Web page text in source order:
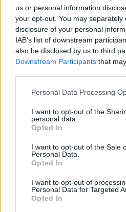
us or personal information
your opt-out. You may
disclosure of your personal
IAB’s list of downstream
also be disclosed by us to third
Downstream Participants that
Please note that this website/app
not limited to your visit or usage
grant or deny consent to Google
use your data for below specified
consent section.
Personal Data Processing
I want to opt-out of the
personal data.
Opted In
I want to opt-out of the Sale
Personal Data.
Opted In
I want to opt-out of
Personal Data for Targeted
Opted In
Σουίνι το Διαβολάκι των
Paterson (Whoopee, 1974)
Ο Μικρός Κονγκ των
(Buster, 1976)
Το Μαμόθρεφτο του
Η Γκρινιάρα του Norman
Οι Δισεκατομμυριούχοι
1974)
Ο Λιχούδης του Trevor
Θεοπάλαβη Τάξη του Vic
Τζαίη Αρ Τζούνιορ του
Η Κλαψιάρα του Mike Lacey
Ακτίνες Χ του Mike Lacey